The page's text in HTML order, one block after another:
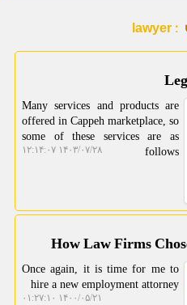
: lawyer
Many services and products are
offered in Cappeh marketplace, so
some of these services are as
follows
۱۴۰۳/۰۷/۲۸ ۱۲:۱۴:۰۷
How Law Firms
Once again, it is time for me to
hire a new employment attorney
۱۴۰۰/۰۵/۲۱ ۰۱:۲۷:۱۰